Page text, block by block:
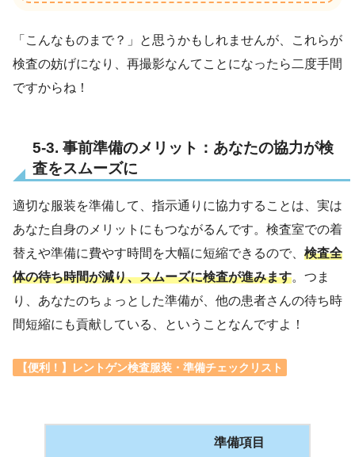
「こんなものまで？」と思うかもしれませんが、これらが
検査の妨げになり、再撮影なんてことになったら二度手間
ですからね！
5-3. 事前準備のメリット：あなたの協力が検
査をスムーズに
適切な服装を準備して、指示通りに協力することは、実は
あなた自身のメリットにもつながるんです。検査室での着
替えや準備に費やす時間を大幅に短縮できるので、 検査全
体の待ち時間が減り、スムーズに検査が進みます。つま
り、あなたのちょっとした準備が、他の患者さんの待ち時
間短縮にも貢献している、ということなんですよ！
【便利！】レントゲン検査服装・準備チェックリスト
準備項目